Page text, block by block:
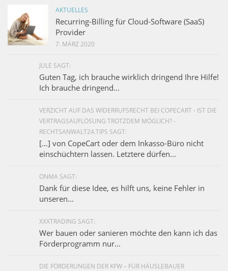
AKTUELLES
Recurring-Billing für Cloud-Software (SaaS)
Provider
7. MÄRZ 2020
JULE SAGT:
Guten Tag, ich brauche wirklich dringend Ihre Hilfe!
Ich brauche dringend...
VERZICHT AUF DAS WIDERRUFSRECHT BEI COPECART - IST DIE
VERTRAGSAUFLÖSUNG TROTZDEM MÖGLICH? -
RECHTSANWALT24.TIPS SAGT:
[…] von CopeCart oder dem Inkasso-Büro nicht
einschüchtern lassen. Letztere dürfen...
ONMA SAGT:
Dank für diese Idee, es hilft uns, keine Fehler in
unseren...
XXXTRADING SAGT:
Wer bauen oder sanieren möchte den kann ich das
Förderprogramm nur...
DIE FÖRDERUNGEN DER KFW – FÜR HÄUSLEBAUER